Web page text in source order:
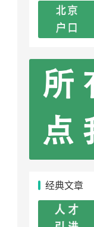
经典文章